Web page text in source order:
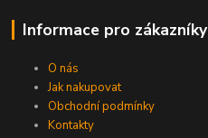
Informace pro zákazníky
O nás
Jak nakupovat
Obchodní podmínky
Kontakty